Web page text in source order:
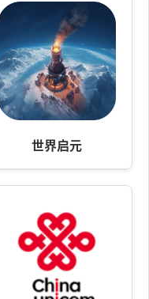
世界启元